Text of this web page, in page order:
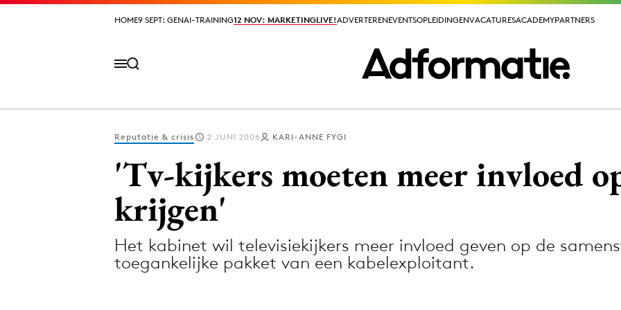
HOME9 SEPT: GENAI-TRAINING12 NOV: MARKETINGLIVE!ADVERTERENEVENTSOPLEIDINGENVACATURESACADEMYPARTNERS
HOME9 SEPT: GENAI-TRAINING12 NOV: MARKETINGLIVE!ADVERTERENEVENTSOPLEIDINGENVACATURESACADEMYPARTNERS
Design
Digital transformation
Media
Reputatie & crisis 2 JUNI 2006 KARI-ANNE FYGI
'Tv-kijkers moeten meer invloed
krijgen'
Het kabinet wil televisiekijkers meer invloed geven op de
toegankelijke pakket van een kabelexploitant.